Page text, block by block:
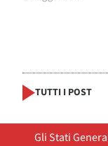
TUTTI I POST
Gli Stati